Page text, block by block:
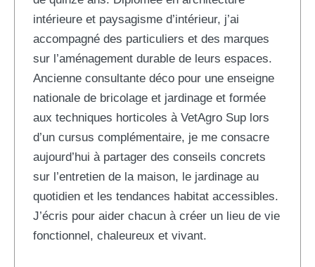
intérieure et paysagisme d’intérieur, j’ai
accompagné des particuliers et des marques
sur l’aménagement durable de leurs espaces.
Ancienne consultante déco pour une enseigne
nationale de bricolage et jardinage et formée
aux techniques horticoles à VetAgro Sup lors
d’un cursus complémentaire, je me consacre
aujourd’hui à partager des conseils concrets
sur l’entretien de la maison, le jardinage au
quotidien et les tendances habitat accessibles.
J’écris pour aider chacun à créer un lieu de vie
fonctionnel, chaleureux et vivant.